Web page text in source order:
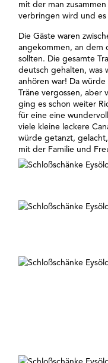
mit der man
verbringen wird und es
Die Gäste waren
angekommen, an dem
sollten. Die gesamte
deutsch gehalten, was
anhören war! Da
Träne vergossen,
ging es schon weiter
für eine eine
viele kleine leckere
würde getanzt,
mit der Familie und